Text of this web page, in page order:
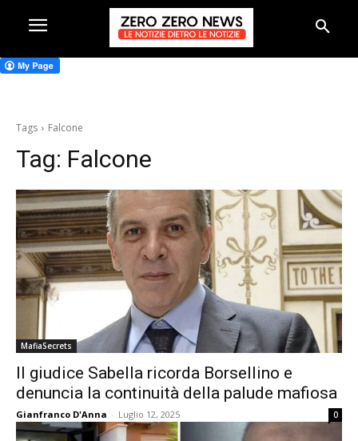
Tags Falcone
Tag: Falcone
MafiaSecrets
Il giudice Sabella ricorda Borsellino e
denuncia la continuità della palude mafiosa
Gianfranco D'Anna - Luglio 12, 2025 0